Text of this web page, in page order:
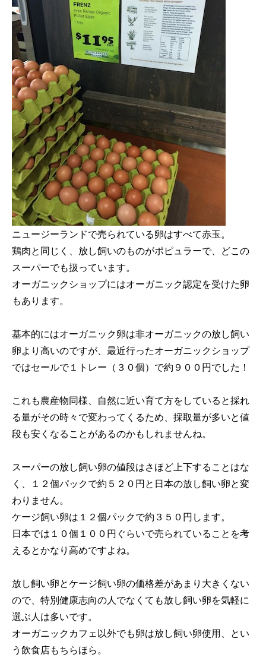
ニュージーランドで売られている卵はすべて赤玉。
鶏肉と同じく、放し飼いのものがポピュラーで、どこの
スーパーでも扱っています。
オーガニックショップにはオーガニック認定を受けた卵
もあります。
基本的にはオーガニック卵は非オーガニックの放し飼い
卵より高いのですが、最近行ったオーガニックショップ
ではセールで１トレー（３０個）で約９００円でした！
これも農産物同様、自然に近い育て方をしていると採れ
る量がその時々で変わってくるため、採取量が多いと値
段も安くなることがあるのかもしれませんね。
スーパーの放し飼い卵の値段はさほど上下することはな
く、１２個パックで約５２０円と日本の放し飼い卵と変
わりません。
ケージ飼い卵は１２個パックで約３５０円します。
日本では１０個１００円ぐらいで売られていることを考
えるとかなり高めですよね。
放し飼い卵とケージ飼い卵の価格差があまり大きくない
ので、特別健康志向の人でなくても放し飼い卵を気軽に
選ぶ人は多いです。
オーガニックカフェ以外でも卵は放し飼い卵使用、とい
う飲食店もちらほら。